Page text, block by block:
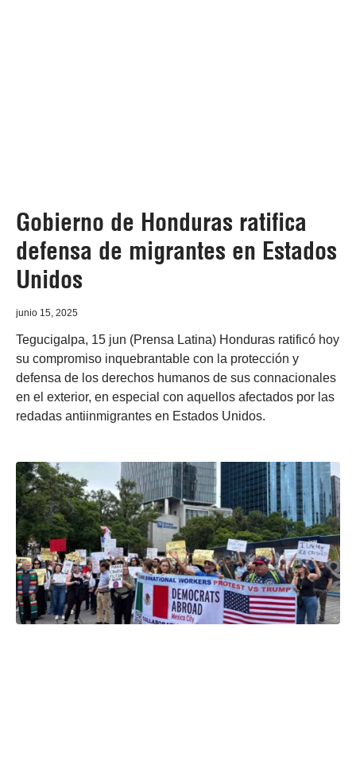
Gobierno de Honduras ratifica
defensa de migrantes en Estados
Unidos
junio 15, 2025
Tegucigalpa, 15 jun (Prensa Latina) Honduras ratificó hoy
su compromiso inquebrantable con la protección y
defensa de los derechos humanos de sus connacionales
en el exterior, en especial con aquellos afectados por las
redadas antiinmigrantes en Estados Unidos.